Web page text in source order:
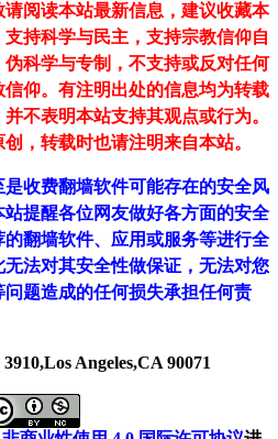
阅读本站最新信息，建议收藏本
持科学与民主，支持宗教信仰自
科学与专制，不支持或反对任何
仰。有注明出处的信息均为转载
不表明本站支持其观点或行为。
，转载时也请注明来自本站。
收费翻墙软件可能存在的安全风
提醒各位网友做好各方面的安全
翻墙软件、应用或服务等进行全
法对其安全性做保证，无法对您
题造成的任何损失承担任何责
Angeles,CA 90071